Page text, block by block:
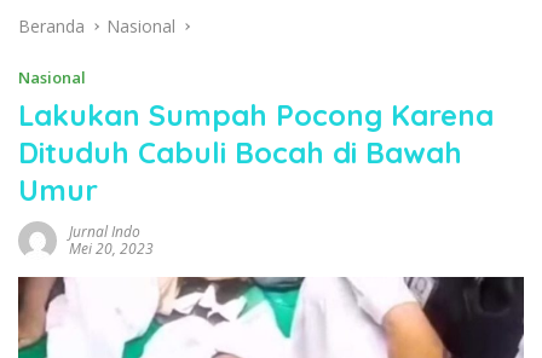
Beranda Nasional
Nasional
Lakukan Sumpah Pocong Karena
Dituduh Cabuli Bocah di Bawah
Umur
Jurnal Indo
Mei 20, 2023